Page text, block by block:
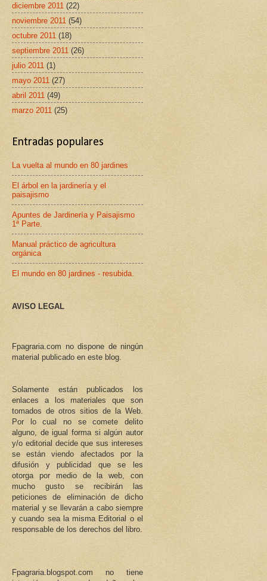
diciembre 2011 (22)
noviembre 2011 (54)
octubre 2011 (18)
septiembre 2011 (26)
julio 2011 (1)
mayo 2011 (27)
abril 2011 (49)
marzo 2011 (25)
Entradas populares
La vuelta al mundo en 80 jardines
El árbol en la jardinería y el
paisajismo
Apuntes de Jardinería y Paisajismo
1ª Parte.
Manual práctico de agricultura
orgánica
El mundo en 80 jardines - resubida.
AVISO LEGAL
Fpagraria.com no dispone de ningún
material publicado en este blog.
Solamente están publicados los
enlaces a los materiales que son
tomados de otros sitios de la Web.
Por lo cual no se comete delito
alguno, de igual forma si algún autor
y/o editorial decide que sus intereses
se están viendo afectados por la
difusión y publicidad que se les
otorga por medio de la web, con
mucho gusto se recibirán las
peticiones de eliminación de dicho
material y se llevarán a cabo siempre
y cuando sea la misma Editorial o el
responsable de los derechos del libro.
Fpagraria.blogspot.com no tiene